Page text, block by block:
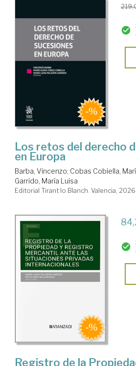
Los retos del derecho
en Europa
Barba, Vincenzo; Cobas Cobiella,
Garrido, María Luisa
Editorial Tirant lo Blanch. Valencia, 2026
Registro de la